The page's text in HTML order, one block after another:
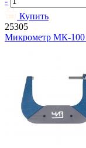
Купить
25305
Микрометр МК-